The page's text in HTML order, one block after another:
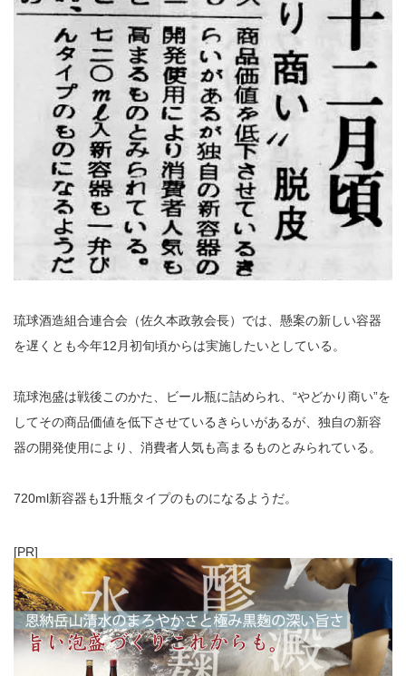
琉球酒造組合連合会（佐久本政敦会長）では、懸案の新しい容器
を遅くとも今年12月初旬頃からは実施したいとしている。
琉球泡盛は戦後このかた、ビール瓶に詰められ、“やどかり商い”を
してその商品価値を低下させているきらいがあるが、独自の新容
器の開発使用により、消費者人気も高まるものとみられている。
720ml新容器も1升瓶タイプのものになるようだ。
[PR]